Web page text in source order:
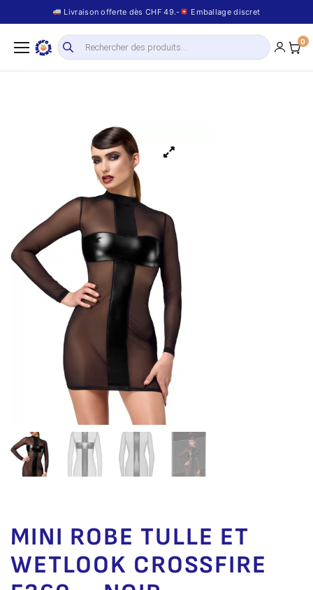
Livraison offerte dès CHF 49.- Emballage discret
0
MINI ROBE TULLE ET
WETLOOK CROSSFIRE